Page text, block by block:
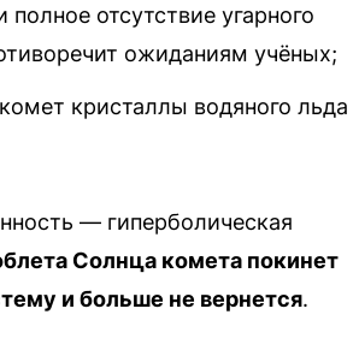
полное отсутствие угарного
ожиданиям учёных;
кристаллы водяного льда
— гиперболическая
Солнца комета покинет
и больше не вернется.